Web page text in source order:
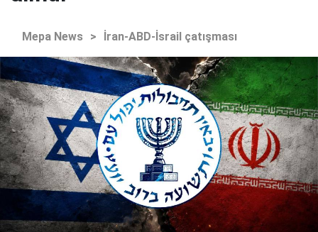
Mepa News > İran-ABD-İsrail çatışması